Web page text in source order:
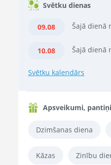
Svētku dienas
09.08 Šajā dienā
10.08 Šajā dienā
Svētku kalendārs
Apsveikumi,
Dzimšanas diena
Kāzas Zinību